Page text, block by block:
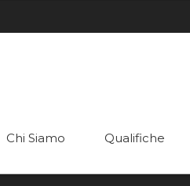
Chi Siamo Qualifiche